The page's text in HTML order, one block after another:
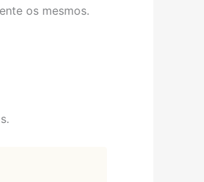
os mesmos.